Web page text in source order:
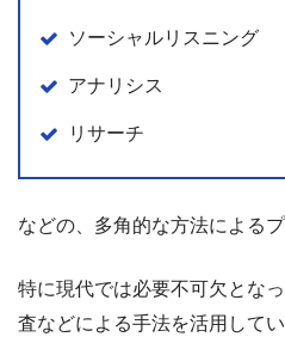
ソーシャルリスニング
アナリシス
リサーチ
などの、多角的な方法による
特に現代では必要不可欠とな
査などによる手法を活用して